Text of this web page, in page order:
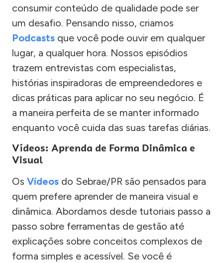
consumir conteúdo de qualidade pode ser
um desafio. Pensando nisso, criamos
Podcasts que você pode ouvir em qualquer
lugar, a qualquer hora. Nossos episódios
trazem entrevistas com especialistas,
histórias inspiradoras de empreendedores e
dicas práticas para aplicar no seu negócio. É
a maneira perfeita de se manter informado
enquanto você cuida das suas tarefas diárias.
Vídeos: Aprenda de Forma Dinâmica e
Visual
Os Vídeos do Sebrae/PR são pensados para
quem prefere aprender de maneira visual e
dinâmica. Abordamos desde tutoriais passo a
passo sobre ferramentas de gestão até
explicações sobre conceitos complexos de
forma simples e acessível. Se você é